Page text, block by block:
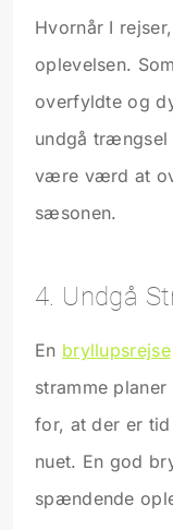
Hvornår I
oplevelsen.
overfyldte og
undgå trængsel
være værd at
sæsonen.
4. Undgå
En bryllupsrejse
stramme
for, at der er
nuet. En god
spændende